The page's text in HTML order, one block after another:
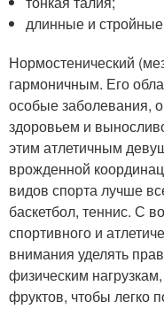
длинные и стройные
Нормостенический
гармоничным. Его
особые заболевания,
здоровьем и
этим атлетичным
врожденной
видов спорта лучше
баскетбол, теннис. С
спортивного и
внимания уделять
физическим
фруктов, чтобы легко